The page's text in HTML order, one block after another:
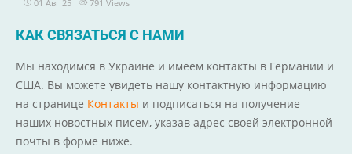
01 Авг 25 791 Views
КАК СВЯЗАТЬСЯ С НАМИ
Мы находимся в Украине и имеем контакты в Германии и
США. Вы можете увидеть нашу контактную информацию
на странице Контакты и подписаться на получение
наших новостных писем, указав адрес своей электронной
почты в форме ниже.